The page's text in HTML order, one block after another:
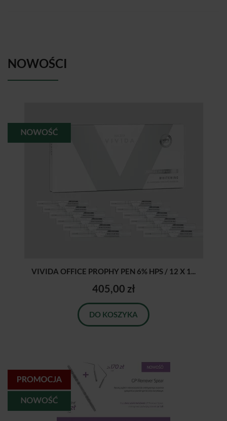
NOWOŚCI
VIVIDA OFFICE PROPHY PEN 6% HPS / 12 X 1...
405,00 zł
DO KOSZYKA